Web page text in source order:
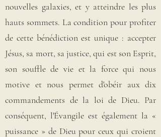
nouvelles galaxies, et y atteindre les plus
hauts sommets. La condition pour profiter
de cette bénédiction est unique : accepter
Jésus, sa mort, sa justice, qui est son Esprit,
son souffle de vie et la force qui nous
motive et nous permet d'obéir aux dix
commandements de la loi de Dieu. Par
conséquent, l'Évangile est également la «
puissance » de Dieu pour ceux qui croient